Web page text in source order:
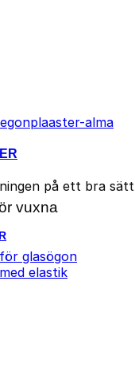
på ett bra sätt
vuxna
glasögon
elastik